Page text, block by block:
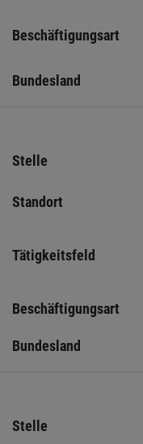
Beschäftigungsart
Bundesland
Stelle
Standort
Tätigkeitsfeld
Beschäftigungsart
Bundesland
Stelle